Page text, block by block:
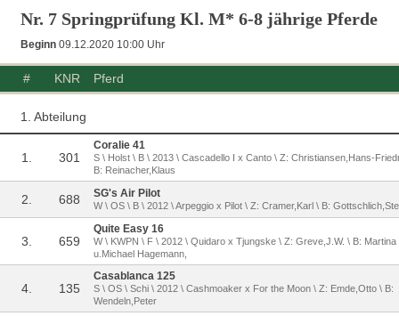
Nr. 7 Springprüfung Kl. M* 6-8 jährige Pferde
Beginn 09.12.2020 10:00 Uhr
# KNR Pferd
1. Abteilung
1. 301
Coralie 41
S \ Holst \ B \ 2013 \ Cascadello I x Canto \ Z: Christiansen,Hans-
B: Reinacher,Klaus
2. 688 SG's Air Pilot
W \ OS \ B \ 2012 \ Arpeggio x Pilot \ Z: Cramer,Karl \ B:
3. 659
Quite Easy 16
W \ KWPN \ F \ 2012 \ Quidaro x Tjungske \ Z: Greve,J.W. \ B: Martina
u.Michael Hagemann,
4. 135
Casablanca 125
S \ OS \ Schi \ 2012 \ Cashmoaker x For the Moon \ Z: Emde,Otto \ B:
Wendeln,Peter